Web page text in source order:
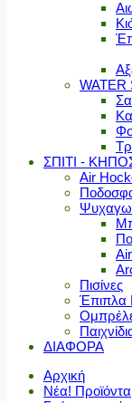
WATER
ΣΠΙΤΙ -
Air
Πισίνες
Έπιπλα
ΔΙΑΦΟΡΑ
Αρχική
Νέα! Προϊόντα